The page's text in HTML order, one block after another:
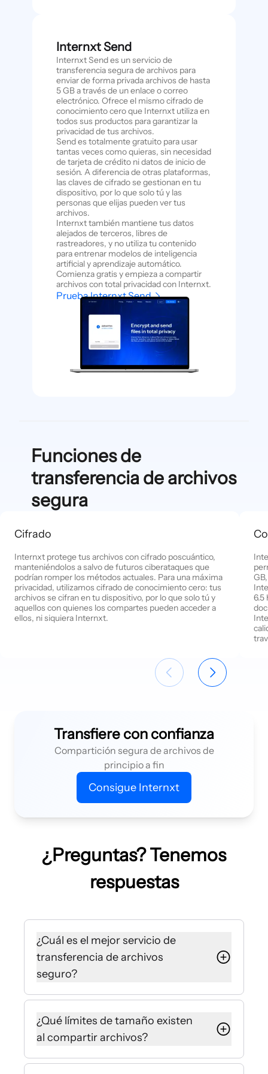
Internxt Send
Internxt Send es un servicio de
transferencia segura de archivos para
enviar de forma privada archivos de hasta
5 GB a través de un enlace o correo
electrónico. Ofrece el mismo cifrado de
conocimiento cero que Internxt utiliza en
todos sus productos para garantizar la
privacidad de tus archivos.
Send es totalmente gratuito para usar
tantas veces como quieras, sin necesidad
de tarjeta de crédito ni datos de inicio de
sesión. A diferencia de otras plataformas,
las claves de cifrado se gestionan en tu
dispositivo, por lo que solo tú y las
personas que elijas pueden ver tus
archivos.
Internxt también mantiene tus datos
alejados de terceros, libres de
rastreadores, y no utiliza tu contenido
para entrenar modelos de inteligencia
artificial y aprendizaje automático.
Comienza gratis y empieza a compartir
archivos con total privacidad con Internxt.
Prueba Internxt Send
Funciones de
transferencia de archivos
segura
Cifrado
Internxt protege tus archivos con cifrado poscuántico,
manteniéndolos a salvo de futuros ciberataques que
podrían romper los métodos actuales. Para una máxima
privacidad, utilizamos cifrado de conocimiento cero: tus
archivos se cifran en tu dispositivo, por lo que solo tú y
aquellos con quienes los compartes pueden acceder a
ellos, ni siquiera Internxt.
6.5
Transfiere con confianza
Compartición segura de archivos de
principio a fin
Consigue Internxt
¿Preguntas? Tenemos
respuestas
¿Cuál es el mejor servicio de
transferencia de archivos
seguro?
Internxt ofrece una compartición
segura de archivos integrada en tu
almacenamiento en la nube con
Internxt Drive, o como una
plataforma gratuita con Internxt
¿Qué límites de tamaño existen
al compartir archivos?
Internxt Drive te permite compartir